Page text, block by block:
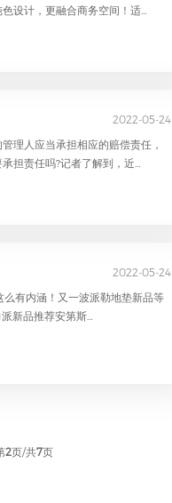
设计，更融合商务空间！适…
2022-05-24
理人应当承担相应的赔偿责任，
担责任吗?记者了解到，近…
2022-05-24
有内涵！又一波派勒地垫新品等
新品推荐安第斯…
2页/共7页